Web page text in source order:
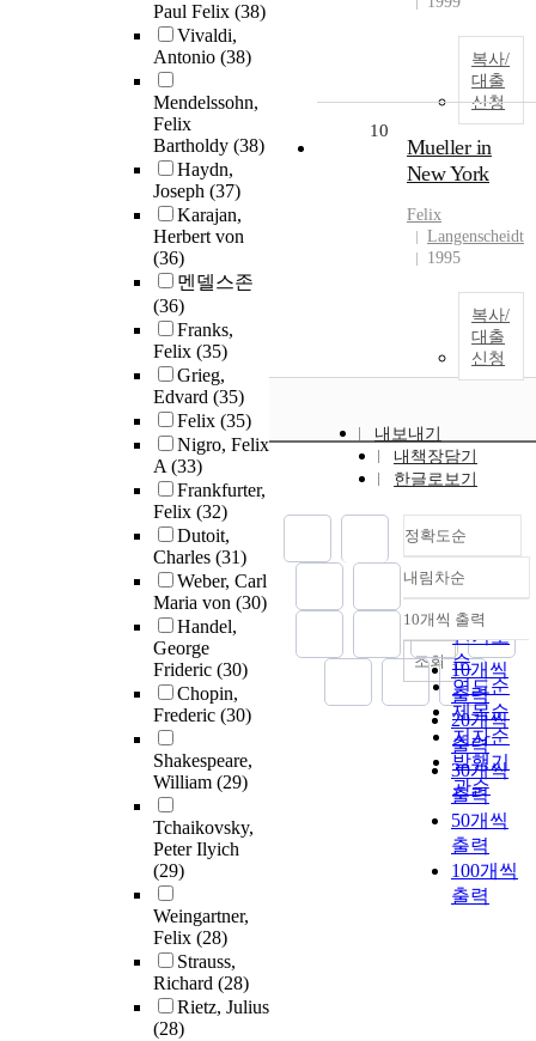
Paul Felix (38)
Vivaldi,
Antonio (38)
Mendelssohn,
Felix
Bartholdy (38)
Haydn,
Joseph (37)
Karajan,
Herbert von
(36)
멘델스존
(36)
Franks,
Felix (35)
Grieg,
Edvard (35)
Felix (35)
Nigro, Felix
A(33)
Frankfurter,
Felix (32)
Dutoit,
Charles (31)
Weber, Carl
Maria von (30)
Handel,
George
Frideric (30)
Chopin,
Frederic (30)
Shakespeare,
William (29)
Tchaikovsky,
Peter Ilyich
(29)
Weingartner,
Felix (28)
Strauss,
Richard (28)
Rietz, Julius
(28)
복사/
대출
신청
10
Mueller in
New York
Felix
Langenscheidt
1995
복사/
대출
신청
내보내기
내책장담기
한글로보기
정확도순
정확도
순
인기도
순
연도순
제목순
저자순
발행기
관순
내림차순
내림차순
10개씩 출력
10개씩
출력
20개씩
출력
30개씩
출력
50개씩
출력
100개씩
출력
조회